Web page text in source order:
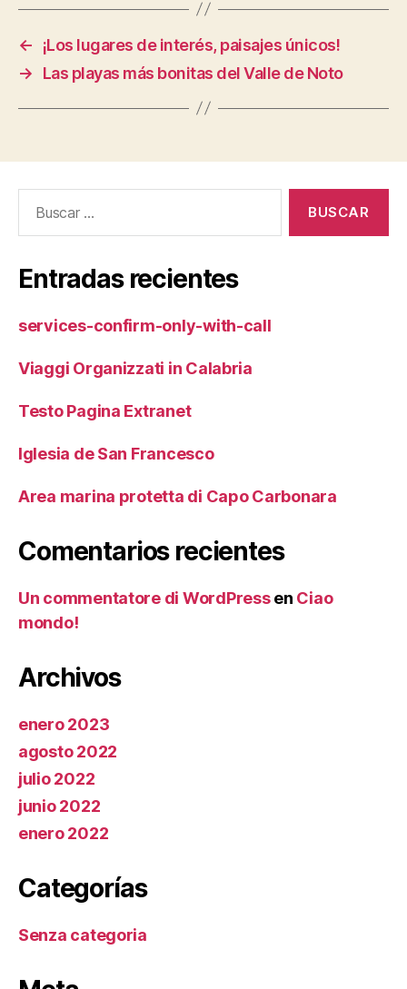
←
¡Los lugares de interés, paisajes únicos!
→
Las playas más bonitas del Valle de Noto
Entradas recientes
services-confirm-only-with-call
Viaggi Organizzati in Calabria
Testo Pagina Extranet
Iglesia de San Francesco
Area marina protetta di Capo Carbonara
Comentarios recientes
Un commentatore di WordPressen Ciao
mondo!
Archivos
enero 2023
agosto 2022
julio 2022
junio 2022
enero 2022
Categorías
Senza categoria